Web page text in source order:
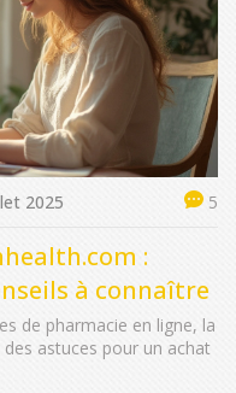
2025 5
:
à connaître
de pharmacie en ligne, la
astuces pour un achat